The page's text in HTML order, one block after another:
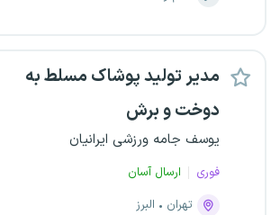
مدیر تولید پوشاک مسلط به
دوخت و برش
یوسف جامه ورزشی ایرانیان
فوری
ارسال آسان
تهران
البرز